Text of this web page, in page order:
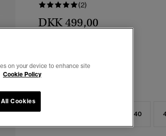
(2)
DKK 499,00
Vælg Størrelse:
40
on your device to enhance site
Cookie Policy
Cookies